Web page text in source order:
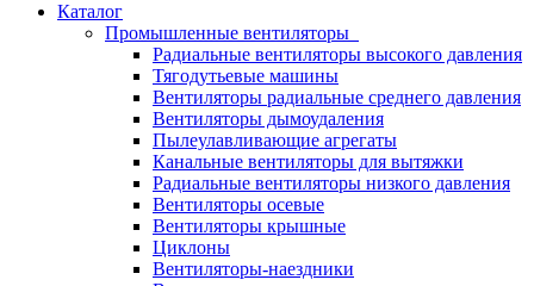
Каталог
Промышленные вентиляторы
Радиальные вентиляторы высокого давления
Тягодутьевые машины
Вентиляторы радиальные среднего давления
Вентиляторы дымоудаления
Пылеулавливающие агрегаты
Канальные вентиляторы для вытяжки
Радиальные вентиляторы низкого давления
Вентиляторы осевые
Вентиляторы крышные
Циклоны
Вентиляторы-наездники